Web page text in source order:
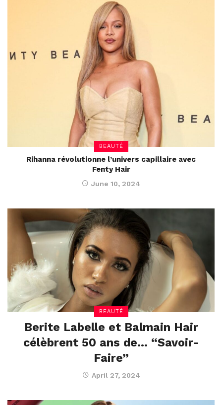
BEAUTÉ
Rihanna révolutionne l’univers capillaire avec
Fenty Hair
June 10, 2024
BEAUTÉ
Berite Labelle et Balmain Hair
célèbrent 50 ans de… “Savoir-
Faire”
April 27, 2024